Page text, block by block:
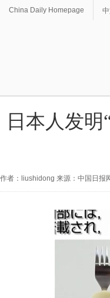
China Daily Homepage
日本人发
作者：liushidong 来源：中国日报